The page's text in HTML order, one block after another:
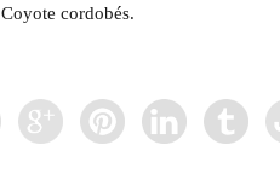
cordobés.